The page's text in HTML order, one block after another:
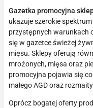
Gazetka promocyjna
ukazuje szerokie
przystępnych warunkach
się w gazetce świeżej
mięsu. Sklepy oferują
mrożonych, mięsa oraz
promocyjna pojawia się
małego AGD oraz
Oprócz bogatej oferty